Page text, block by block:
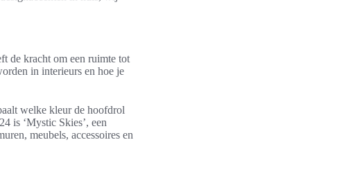
de kracht om een ruimte tot
in interieurs en hoe je
welke kleur de hoofdrol
is ‘Mystic Skies’, een
meubels, accessoires en